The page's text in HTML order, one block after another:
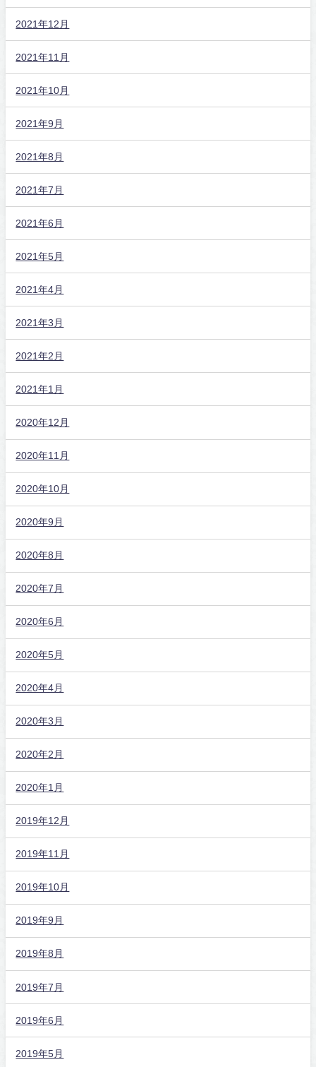
2021年12月
2021年11月
2021年10月
2021年9月
2021年8月
2021年7月
2021年6月
2021年5月
2021年4月
2021年3月
2021年2月
2021年1月
2020年12月
2020年11月
2020年10月
2020年9月
2020年8月
2020年7月
2020年6月
2020年5月
2020年4月
2020年3月
2020年2月
2020年1月
2019年12月
2019年11月
2019年10月
2019年9月
2019年8月
2019年7月
2019年6月
2019年5月